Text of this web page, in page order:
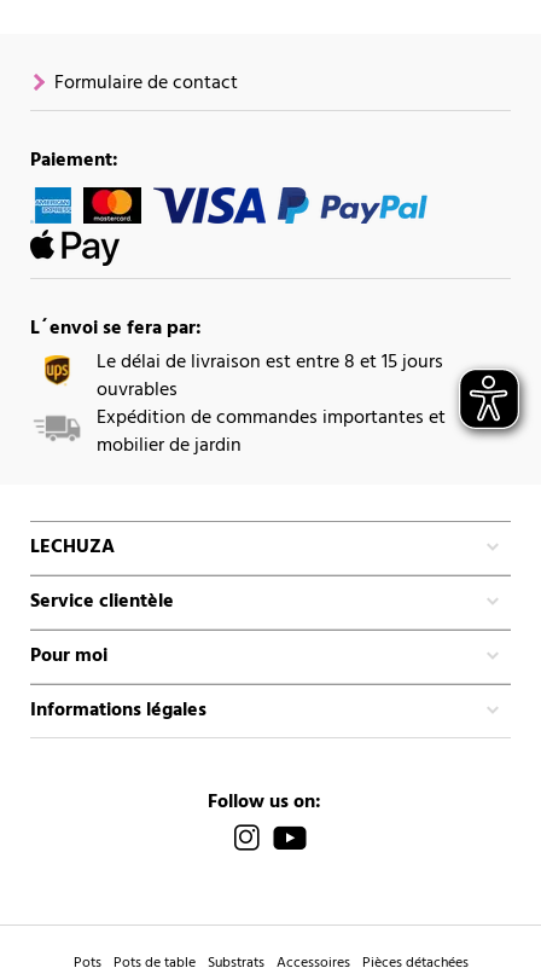
Formulaire de contact
Paiement:
L´envoi se fera par:
Le délai de livraison est entre 8 et 15 jours
ouvrables
Expédition de commandes importantes et
mobilier de jardin
LECHUZA
Service clientèle
Pour moi
Informations légales
Follow us on: